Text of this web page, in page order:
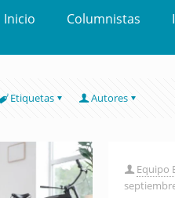
Inicio Columnistas
Etiquetas Autores
Equipo